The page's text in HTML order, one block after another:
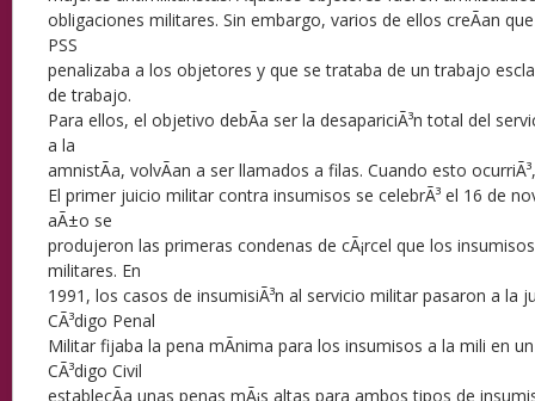
obligaciones militares. Sin embargo, varios de ellos creÃ­an
PSS
penalizaba a los objetores y que se trataba de un trabajo
de trabajo.
Para ellos, el objetivo debÃ­a ser la desapariciÃ³n total del
a la
amnistÃ­a, volvÃ­an a ser llamados a filas. Cuando esto
El primer juicio militar contra insumisos se celebrÃ³ el 16 de
aÃ±o se
produjeron las primeras condenas de cÃ¡rcel que los
militares. En
1991, los casos de insumisiÃ³n al servicio militar pasaron a la
CÃ³digo Penal
Militar fijaba la pena mÃ­nima para los insumisos a la mili en
CÃ³digo Civil
establecÃ­a unas penas mÃ¡s altas para ambos tipos de